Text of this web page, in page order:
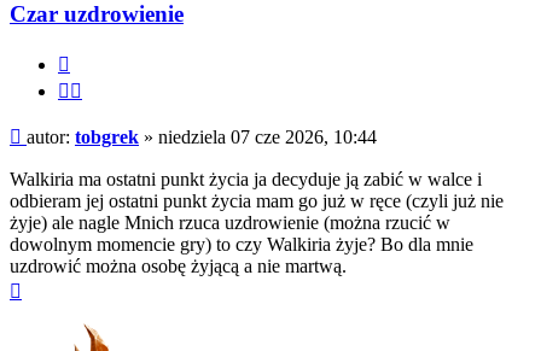
Czar uzdrowienie
Post
autor: tobgrek » niedziela 07 cze 2026, 10:44
Walkiria ma ostatni punkt życia ja decyduje ją zabić w walce i
odbieram jej ostatni punkt życia mam go już w ręce (czyli już nie
żyje) ale nagle Mnich rzuca uzdrowienie (można rzucić w
dowolnym momencie gry) to czy Walkiria żyje? Bo dla mnie
uzdrowić można osobę żyjącą a nie martwą.